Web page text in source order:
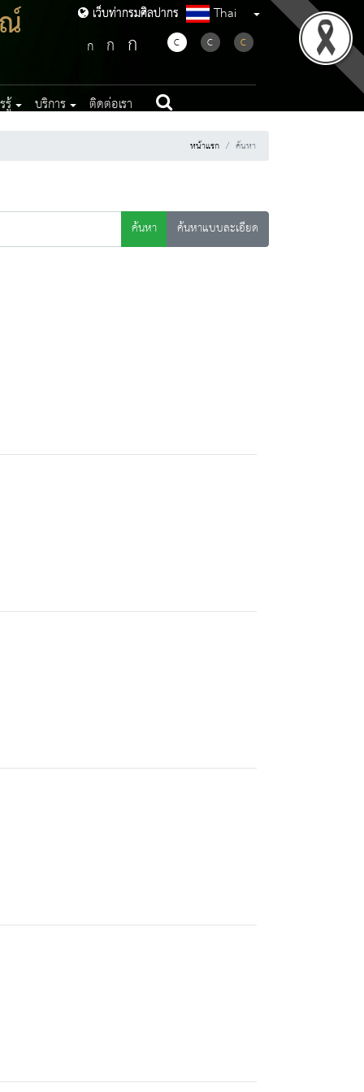
เว็บท่ากรมศิลปากร
เว็บท่ากรมศิลปากร Thai
ก ก ก C C C
รู้ บริการ ติดต่อเรา
หน้าแรก ค้นหา
ค้นหา ค้นหาแบบละเอียด